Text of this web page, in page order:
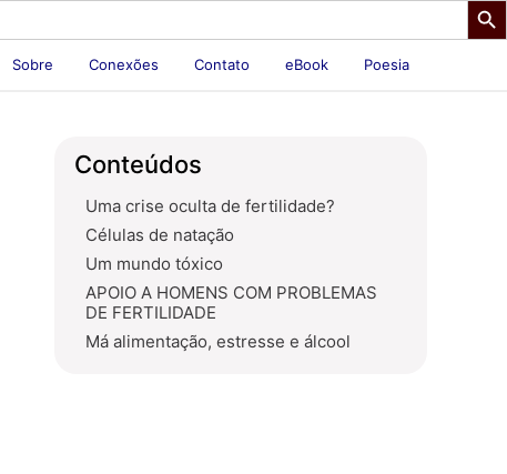
Sobre Conexões Contato eBook Poesia
Conteúdos
Uma crise oculta de fertilidade?
Células de natação
Um mundo tóxico
APOIO A HOMENS COM PROBLEMAS
DE FERTILIDADE
Má alimentação, estresse e álcool